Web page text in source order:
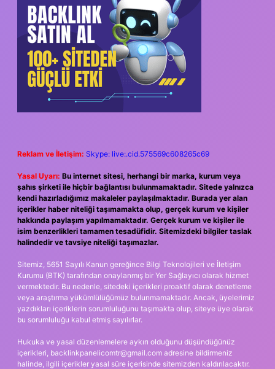
Reklam ve İletişim: Skype: live:.cid.575569c608265c69
Yasal Uyarı: Bu internet sitesi, herhangi bir marka, kurum veya
şahıs şirketi ile hiçbir bağlantısı bulunmamaktadır. Sitede yalnızca
kendi hazırladığımız makaleler paylaşılmaktadır. Burada yer alan
içerikler haber niteliği taşımamakta olup, gerçek kurum ve kişiler
hakkında paylaşım yapılmamaktadır. Gerçek kurum ve kişiler ile
isim benzerlikleri tamamen tesadüfidir. Sitemizdeki bilgiler taslak
halindedir ve tavsiye niteliği taşımazlar.
Sitemiz, 5651 Sayılı Kanun gereğince Bilgi Teknolojileri ve İletişim
Kurumu (BTK) tarafından onaylanmış bir Yer Sağlayıcı olarak hizmet
vermektedir. Bu nedenle, sitedeki içerikleri proaktif olarak denetleme
veya araştırma yükümlülüğümüz bulunmamaktadır. Ancak, üyelerimiz
yazdıkları içeriklerin sorumluluğunu taşımakta olup, siteye üye olarak
bu sorumluluğu kabul etmiş sayılırlar.
Hukuka ve yasal düzenlemelere aykırı olduğunu düşündüğünüz
içerikleri, backlinkpanelicomtr@gmail.com adresine bildirmeniz
halinde, ilgili içerikler yasal süre içerisinde sitemizden kaldırılacaktır.